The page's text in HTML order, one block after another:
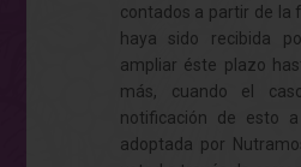
contados a partir de la
haya sido recibida
ampliar éste plazo
más, cuando el
notificación de esto
adoptada por